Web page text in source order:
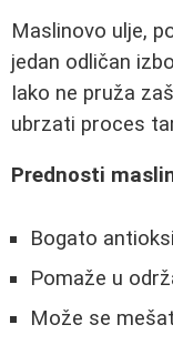
Maslinovo ulje,
jedan odličan
Iako ne pruža
ubrzati proces
Prednosti
Bogato
Pomaže u
Može se